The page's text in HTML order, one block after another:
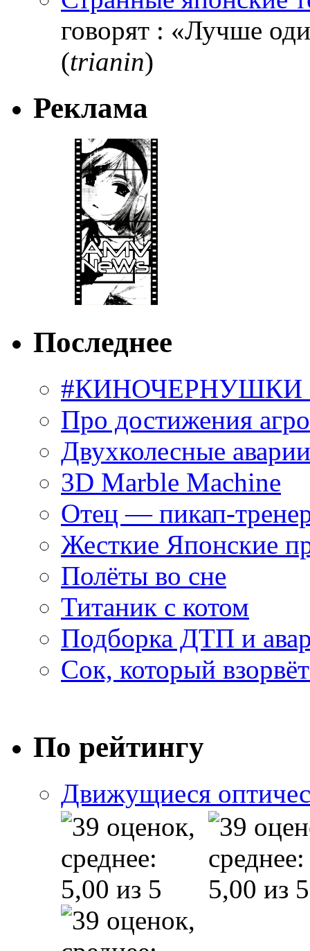
говорят : «Лучше
(trianin)
Реклама
Последнее
#КИНОЧЕРНУШКИ
Про достижения
Двухколесные
3D Marble Machine
Отец — пикап-
Жесткие Японские
Полёты во сне
Титаник с котом
Подборка ДТП и
Сок, который
По рейтингу
Движущиеся